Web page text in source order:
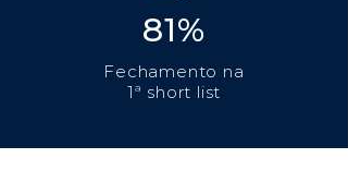
81%
Fechamento na
1ª short list